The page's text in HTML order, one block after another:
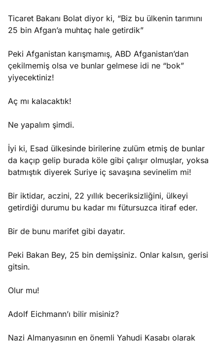
Ticaret Bakanı Bolat diyor ki, “Biz bu ülkenin tarımını
25 bin Afgan’a muhtaç hale getirdik”
Peki Afganistan karışmamış, ABD Afganistan’dan
çekilmemiş olsa ve bunlar gelmese idi ne “bok”
yiyecektiniz!
Aç mı kalacaktık!
Ne yapalım şimdi.
İyi ki, Esad ülkesinde birilerine zulüm etmiş de bunlar
da kaçıp gelip burada köle gibi çalışır olmuşlar, yoksa
batmıştık diyerek Suriye iç savaşına sevinelim mi!
Bir iktidar, aczini, 22 yıllık beceriksizliğini, ülkeyi
getirdiği durumu bu kadar mı fütursuzca itiraf eder.
Bir de bunu marifet gibi dayatır.
Peki Bakan Bey, 25 bin demişsiniz. Onlar kalsın, gerisi
gitsin.
Olur mu!
Adolf Eichmann’ı bilir misiniz?
Nazi Almanyasının en önemli Yahudi Kasabı olarak